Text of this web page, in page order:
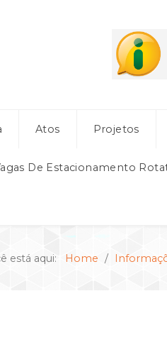
Atos Projetos
De Estacionamento
está aqui: Home